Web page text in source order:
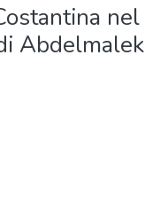
nel
Abdelmalek